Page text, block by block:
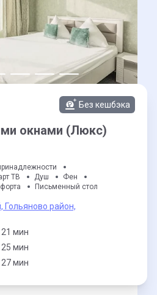
Без кешбэка
окнами (Люкс)
ТВ Душ
Фен
Письменный стол
Гольяново район,
21 мин
25 мин
27 мин